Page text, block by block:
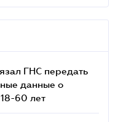
ГНС передать
данные о
60 лет